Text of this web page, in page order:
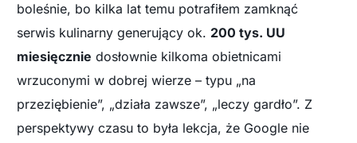
boleśnie, bo kilka lat temu potrafiłem zamknąć
serwis kulinarny generujący ok. 200 tys. UU
miesięcznie dosłownie kilkoma obietnicami
wrzuconymi w dobrej wierze – typu „na
przeziębienie”, „działa zawsze”, „leczy gardło”. Z
perspektywy czasu to była lekcja, że Google nie